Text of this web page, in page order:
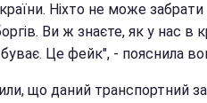
Ніхто не може
Ви ж знаєте, як у нас в
Це фейк", - пояснила
що даний транспортний